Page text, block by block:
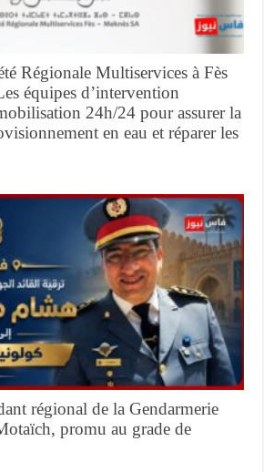
Régionale Multiservices à Fès
équipes d’intervention
24h/24 pour assurer la
en eau et réparer les
régional de la Gendarmerie
promu au grade de